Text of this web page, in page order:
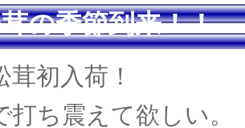
季節到来！！
茸初入荷！
打ち震えて欲しい。